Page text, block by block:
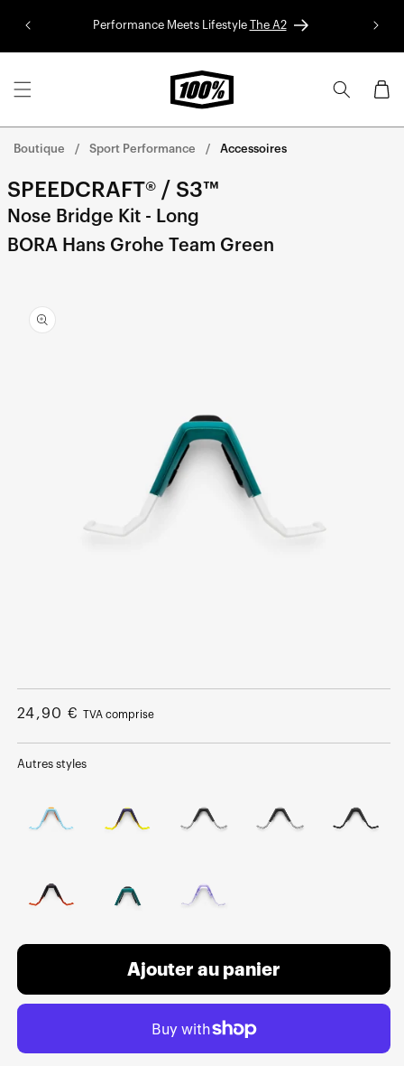
contenu
Performance Meets Lifestyle The A2
Panier
Boutique Sport Performance Accessoires
SPEEDCRAFT® / S3™
Nose Bridge Kit - Long
BORA Hans Grohe Team Green
informations
sur le
le
média
1
une
fenêtre
modale
Prix
24,90 € TVA comprise
Autres styles
Ajouter au panier